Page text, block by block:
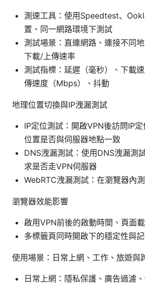
測速工具：使用Speedtest、
置、同一網路環境下測試
測試場景：直連網路、連接不同
下載/上傳速率
測試指標：延遲（毫秒）、下載
傳速度（Mbps）、抖動
地理位置切換與IP洩漏測試
IP定位測試：開啟VPN後訪問IP
位置是否與伺服器地點一致
DNS洩漏測試：使用DNS洩漏測
求是否走VPN伺服器
WebRTC洩漏測試：在瀏覽器內
瀏覽器效能影響
啟用VPN前後的啟動時間、頁面
多標籤頁同時開啟下的穩定性與
使用場景：日常上網、工作、旅遊與
日常上網：隱私保護、廣告過濾